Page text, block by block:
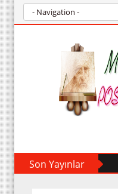
Son Yayınlar